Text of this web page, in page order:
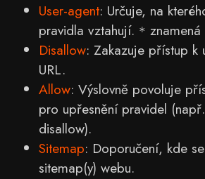
User-agent: Určuje, na
pravidla vztahují. *
Disallow: Zakazuje přístup k
URL.
Allow: Výslovně povoluje
pro upřesnění pravidel
disallow).
Sitemap: Doporučení, kde
sitemap(y) webu.